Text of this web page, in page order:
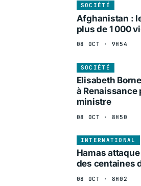
SOCIÉTÉ
Afghanistan :
plus de 1 000
08 OCT · 9H54
SOCIÉTÉ
Elisabeth
à Renaissance
ministre
08 OCT · 8H50
INTERNATIONAL
Hamas
des centaines
08 OCT · 8H02